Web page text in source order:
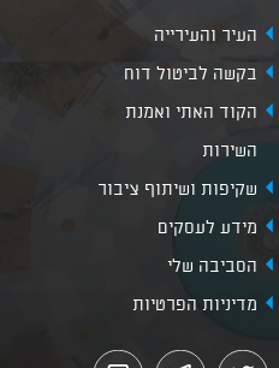
העיר והעירייה
בקשה לביטול דוח
הקוד האתי ואמנת
השירות
שקיפות ושיתוף ציבור
מידע לעסקים
הסביבה שלי
מדיניות הפרטיות